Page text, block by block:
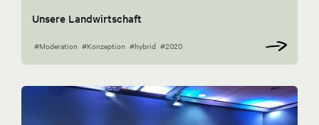
Unsere Landwirtschaft
#Moderation #Konzeption #hybrid #2020